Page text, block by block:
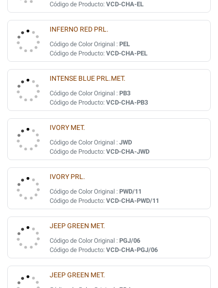
Código de Producto: VCD-CHA-EL
INFERNO RED PRL.
Código de Color Original : PEL
Código de Producto: VCD-CHA-PEL
INTENSE BLUE PRL.MET.
Código de Color Original : PB3
Código de Producto: VCD-CHA-PB3
IVORY MET.
Código de Color Original : JWD
Código de Producto: VCD-CHA-JWD
IVORY PRL.
Código de Color Original : PWD/11
Código de Producto: VCD-CHA-PWD/11
JEEP GREEN MET.
Código de Color Original : PGJ/06
Código de Producto: VCD-CHA-PGJ/06
JEEP GREEN MET.